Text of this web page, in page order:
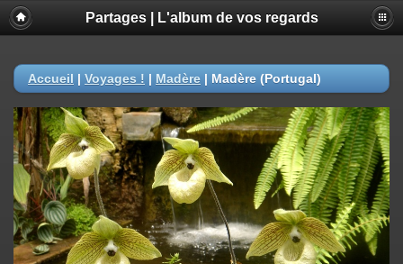
Partages | L'album de vos regards
Accueil | Voyages ! | Madère | Madère (Portugal)